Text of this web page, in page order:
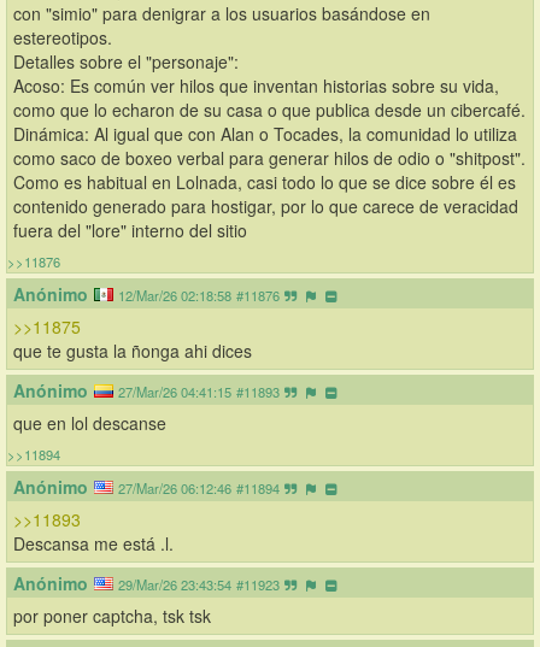
con "simio" para denigrar a los usuarios basándose en
estereotipos.
Detalles sobre el "personaje":
Acoso: Es común ver hilos que inventan historias sobre su vida,
como que lo echaron de su casa o que publica desde un cibercafé.
Dinámica: Al igual que con Alan o Tocades, la comunidad lo utiliza
Como es habitual en Lolnada, casi todo lo que se dice sobre él es
contenido generado para hostigar, por lo que carece de veracidad
fuera del "lore" interno del sitio
>>11876
Anónimo 12/Mar/26 02:18:58 #11876
>>11875
que te gusta la ñonga ahi dices
Anónimo
27/Mar/26 04:41:15 #11893
que en lol descanse
>>11894
Anónimo 27/Mar/26 06:12:46 #11894
>>11893
Descansa me está .l.
Anónimo
29/Mar/26 23:43:54 #11923
por poner captcha, tsk tsk